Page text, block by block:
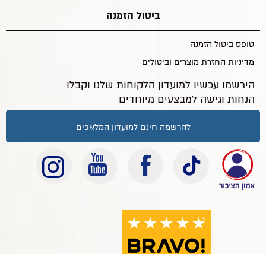
ביטול הזמנה
טופס ביטול הזמנה
מדיניות החזרת מוצרים וביטולים
הירשמו עכשיו למועדון הלקוחות שלנו וקבלו
הנחות וגישה למבצעים מיוחדים
להרשמה חינם למועדון המלאכים